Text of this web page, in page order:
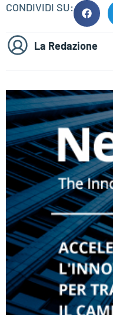
CONDIVIDI SU:
La Redazione